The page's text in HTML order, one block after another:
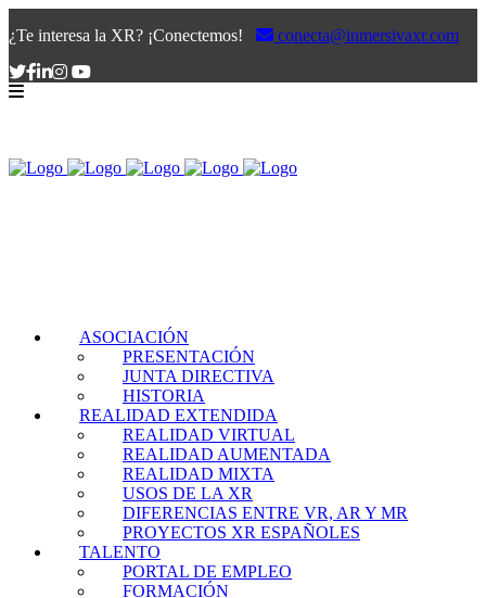
¿Te interesa la XR? ¡Conectemos! conecta@inmersivaxr.com
ASOCIACIÓN
PRESENTACIÓN
JUNTA DIRECTIVA
HISTORIA
REALIDAD EXTENDIDA
REALIDAD VIRTUAL
REALIDAD AUMENTADA
REALIDAD MIXTA
USOS DE LA XR
DIFERENCIAS ENTRE VR, AR Y MR
PROYECTOS XR ESPAÑOLES
TALENTO
PORTAL DE EMPLEO
FORMACIÓN